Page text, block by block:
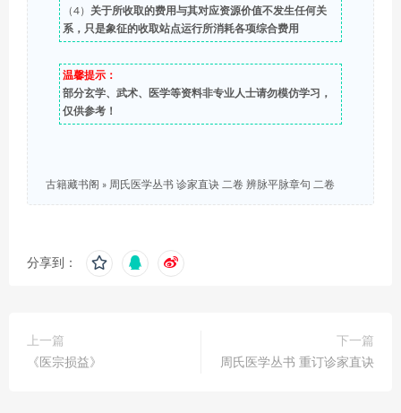
（4） 关于所收取的费用与其对应资源价值不发生任何关
系，只是象征的收取站点运行所消耗各项综合费用
温馨提示：
部分玄学、武术、医学等资料非专业人士请勿模仿学习，
仅供参考！
古籍藏书阁 » 周氏医学丛书 诊家直诀 二卷 辨脉平脉章句 二卷
分享到：
上一篇
《医宗损益》
下一篇
周氏医学丛书 重订诊家直诀